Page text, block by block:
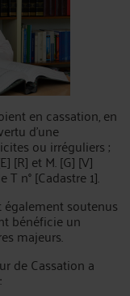
en cassation, en
d'une
ou irréguliers ;
[R] et M. [G] [V]
n° [Cadastre 1].
soutenus
bénéficie un
majeurs.
Cassation a